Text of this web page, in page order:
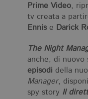
Prime Video,
tv creata a
Ennise Darick
The Night
anche, di nuovo
episodi della
Manager,
spy story Il_ga